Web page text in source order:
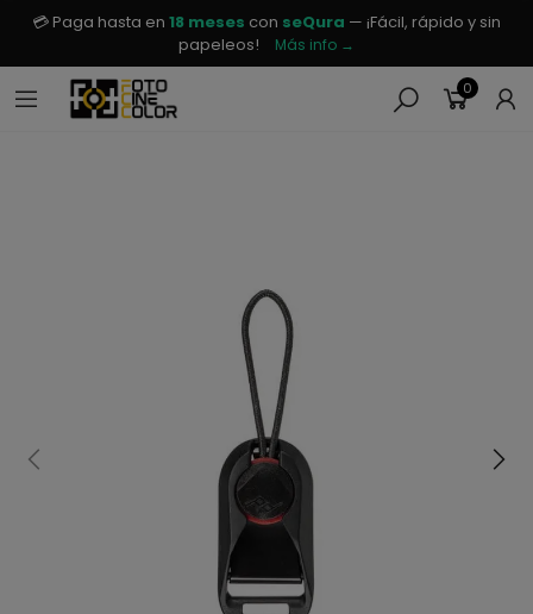
💳 Paga hasta en 18 meses con seQura — ¡Fácil, rápido y sin
papeleos!
Más info →
0